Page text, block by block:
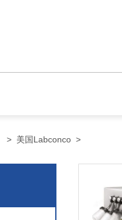
> 美国Labconco >